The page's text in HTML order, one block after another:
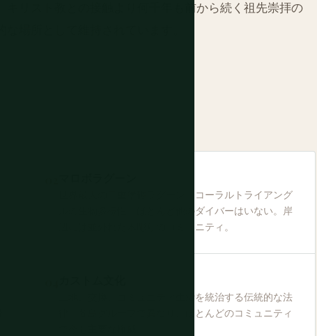
リスト教との接触より何千年も前から続く祖先崇拝の
場所として維持されています。
世界最大の二重堡礁ラグーン。コーラルトライアング
ルの生物多様性。ほとんど他のダイバーはいない。岸
辺には並外れた木彫りのコミュニティ。
土地、交換、コミュニティ生活を統治する伝統的な法
律。各島グループで異なり、ほとんどのコミュニティ